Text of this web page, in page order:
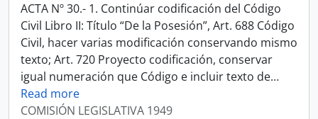
ACTA Nº 30.- 1. Continúar codificación del Código
Civil Libro II: Título “De la Posesión”, Art. 688 Código
Civil, hacer varias modificación conservando mismo
texto; Art. 720 Proyecto codificación, conservar
igual numeración que Código e incluir texto de…
Read more
COMISIÓN LEGISLATIVA 1949